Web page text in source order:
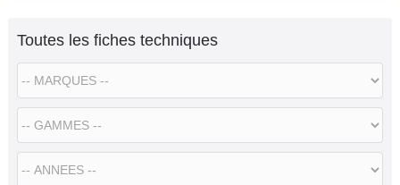
Toutes les fiches techniques